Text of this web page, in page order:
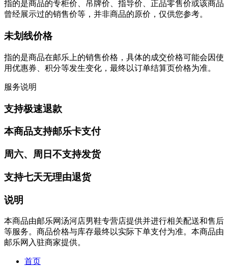
指的是商品的专柜价、吊牌价、指导价、正品零售价或该商品
曾经展示过的销售价等，并非商品的原价，仅供您参考。
未划线价格
指的是商品在邮乐上的销售价格，具体的成交价格可能会因使
用优惠券、积分等发生变化，最终以订单结算页价格为准。
服务说明
支持极速退款
本商品支持邮乐卡支付
周六、周日不支持发货
支持七天无理由退货
说明
本商品由邮乐网汤河店男鞋专营店提供并进行相关配送和售后
等服务。商品价格与库存最终以实际下单支付为准。本商品由
邮乐网入驻商家提供。
首页